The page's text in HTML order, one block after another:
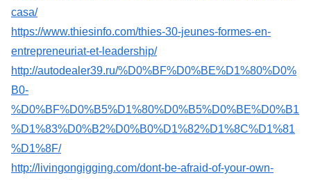
casa/
https://www.thiesinfo.com/thies-30-jeunes-formes-en-
entrepreneuriat-et-leadership/
http://autodealer39.ru/%D0%BF%D0%BE%D1%80%D0%
B0-
%D0%BF%D0%B5%D1%80%D0%B5%D0%BE%D0%B1
%D1%83%D0%B2%D0%B0%D1%82%D1%8C%D1%81
%D1%8F/
http://livingongigging.com/dont-be-afraid-of-your-own-